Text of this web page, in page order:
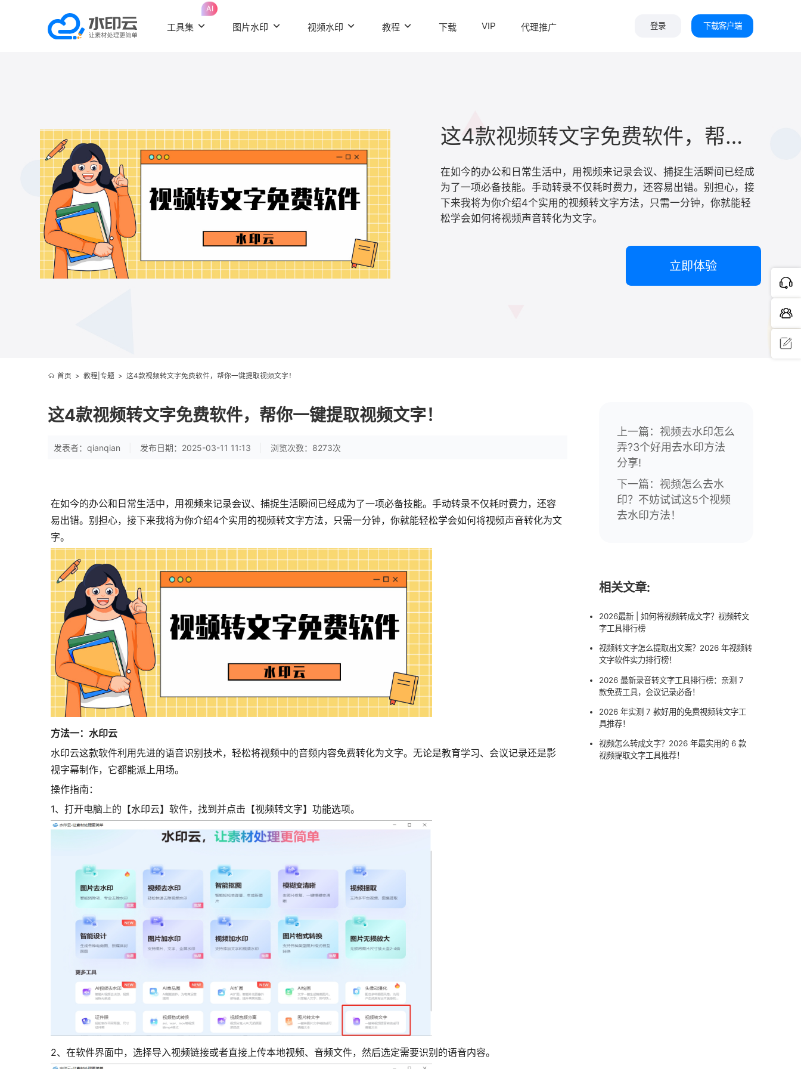
工具集
AI
图片水印 视频水印 教程 下载 VIP 代理推广 登录 下载客户端
这4款视频转文字免费软件，帮你一键提取视频文字！
​在如今的办公和日常生活中，用视频来记录会议、捕捉生活瞬间已经成
为了一项必备技能。手动转录不仅耗时费力，还容易出错。别担心，接
下来我将为你介绍4个实用的视频转文字方法，只需一分钟，你就能轻
松学会如何将视频声音转化为文字。
立即体验
首页 > 教程|专题> 这4款视频转文字免费软件，帮你一键提取视频文字！
这4款视频转文字免费软件，帮你一键提取视频文字！
发表者：qianqian 发布日期：2025-03-11 11:13 浏览次数：8273次
在如今的办公和日常生活中，用视频来记录会议、捕捉生活瞬间已经成为了一项必备技能。手动转录不仅耗时费力，还容
易出错。别担心，接下来我将为你介绍4个实用的视频转文字方法，只需一分钟，你就能轻松学会如何将视频声音转化为文
字。
方法一：水印云
水印云这款软件利用先进的语音识别技术，轻松将视频中的音频内容免费转化为文字。无论是教育学习、会议记录还是影
视字幕制作，它都能派上用场。
操作指南：
1、打开电脑上的【水印云】软件，找到并点击【视频转文字】功能选项。
2、在软件界面中，选择导入视频链接或者直接上传本地视频、音频文件，然后选定需要识别的语音内容。
上一篇： 视频去水印怎么
弄?3个好用去水印方法
分享!
下一篇： 视频怎么去水
印？不妨试试这5个视频
去水印方法！
相关文章:
2026最新 | 如何将视频转成文字？视频转文
字工具排行榜
视频转文字怎么提取出文案？2026 年视频转
文字软件实力排行榜！
2026 最新录音转文字工具排行榜：亲测 7
款免费工具，会议记录必备！
2026 年实测 7 款好用的免费视频转文字工
具推荐！
视频怎么转成文字？2026 年最实用的 6 款
视频提取文字工具推荐！